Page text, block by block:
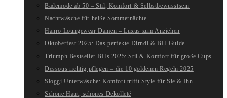
Bademode ab 50 – Stil, Komfort & Selbstbewusstsein
Nachtwäsche für heiße Sommernächte
Hanro Loungewear Damen – Luxus zum Anziehen
Oktoberfest 2025: Das perfekte Dirndl & BH-Guide
Triumph Bestseller BHs 2025: Stil & Komfort für große Cups
Dessous richtig pflegen – die 10 goldenen Regeln 2025
Sloggi Unterwäsche: Komfort trifft Style für Sie & Ihn
Schöne Haut, schönes Dekolleté